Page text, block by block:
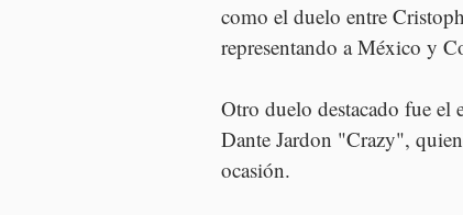
como el duelo entre
representando a México y
Otro duelo destacado fue
Dante Jardon "Crazy",
ocasión.